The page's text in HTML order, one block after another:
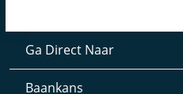
Ga Direct Naar
Baankans